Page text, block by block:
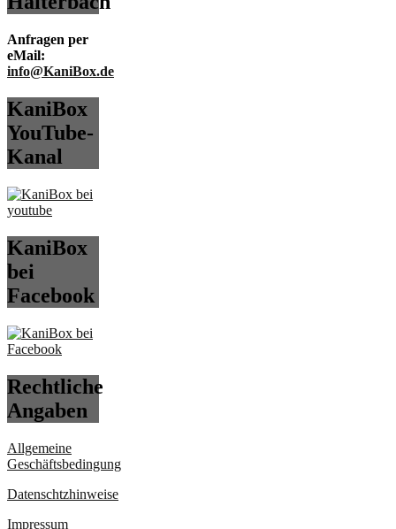
Anfragen per
eMail:
info@KaniBox.de
KaniBox
YouTube-
Kanal
KaniBox
bei
Facebook
Rechtliche
Angaben
Allgemeine
Geschäftsbedingung
Datenschtzhinweise
Impressum